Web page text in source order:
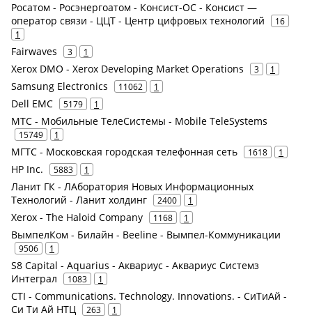
Росатом - Росэнергоатом - Консист-ОС - Консист —
оператор связи - ЦЦТ - Центр цифровых технологий
16
1
Fairwaves 3 1
Xerox DMO - Xerox Developing Market Operations 3 1
Samsung Electronics 11062 1
Dell EMC 5179 1
МТС - Мобильные ТелеСистемы - Mobile TeleSystems
15749 1
МГТС - Московская городская телефонная сеть 1618 1
HP Inc. 5883 1
Ланит ГК - ЛАборатория Новых Информационных
Технологий - Ланит холдинг
2400 1
Xerox - The Haloid Company 1168 1
ВымпелКом - Билайн - Beeline - Вымпел-Коммуникации
9506 1
S8 Capital - Aquarius - Аквариус - Аквариус Системз
Интеграл
1083 1
CTI - Communications. Technology. Innovations. - СиТиАй -
Си Ти Ай НТЦ
263 1